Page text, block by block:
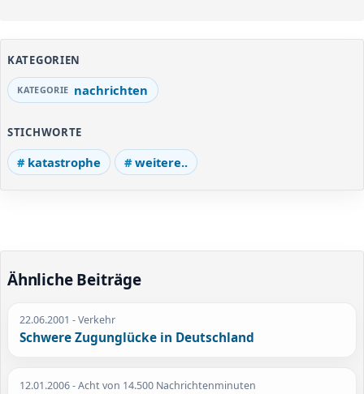
KATEGORIEN
nachrichten
STICHWORTE
katastrophe weitere..
Ähnliche Beiträge
22.06.2001 - Verkehr
Schwere Zugunglücke in Deutschland
12.01.2006- Acht von 14.500 Nachrichtenminuten